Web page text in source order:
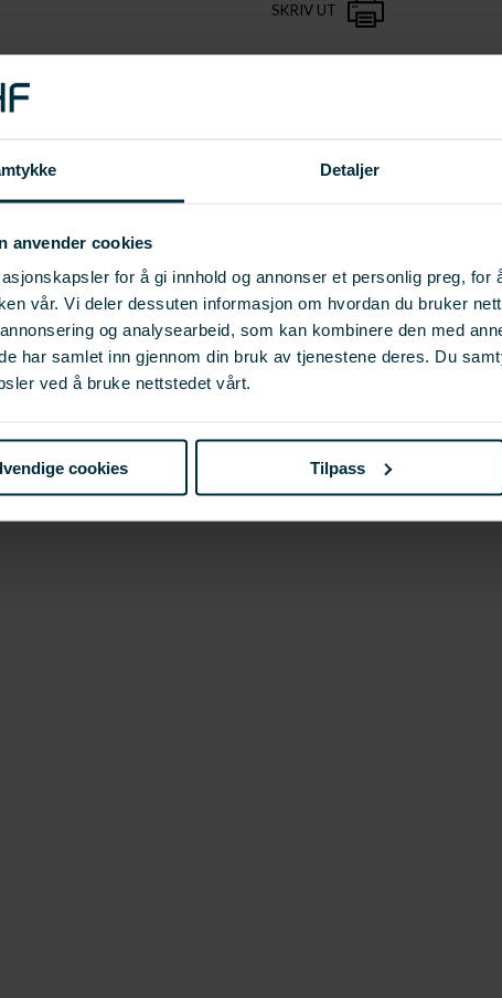
Detaljer
anvender cookies
for å gi innhold og annonser et personlig preg,
vår. Vi deler dessuten informasjon om hvordan du bruker
og analysearbeid, som kan kombinere den med
har samlet inn gjennom din bruk av tjenestene deres. Du
ved å bruke nettstedet vårt.
cookies Tilpass
SKRIV UT
trening og teknologiutvikling i